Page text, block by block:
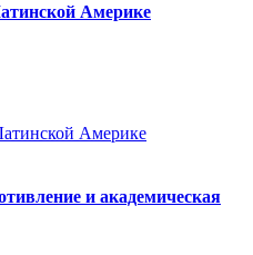
Америке
и академическая